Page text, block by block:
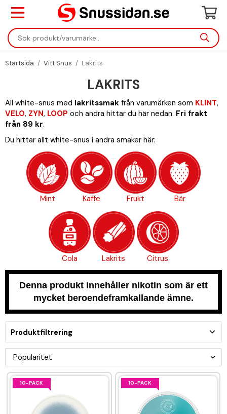
Startsida / Vitt Snus / Lakrits
LAKRITS
All white-snus med lakritssmak från varumärken som KLINT,
VELO, ZYN, LOOP och andra hittar du här nedan. Fri frakt
från 89 kr.
Du hittar allt white-snus i andra smaker här:
Mint Kaffe Frukt Bär
Cola Lakrits Citrus
Denna produkt innehåller nikotin som är ett
mycket beroendeframkallande ämne.
Produktfiltrering
10-PACK 10-PACK